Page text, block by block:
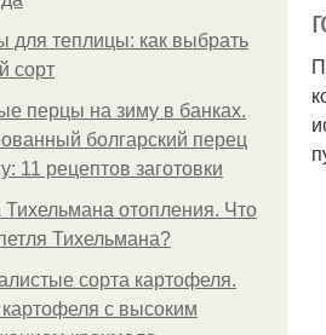
для теплицы: как выбрать
сорт
перцы на зиму в банках.
болгарский перец
11 рецептов заготовки
отопления. Что
Тихельмана?
сорта картофеля.
с высоким